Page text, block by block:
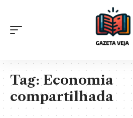
Tag:Economia
compartilhada